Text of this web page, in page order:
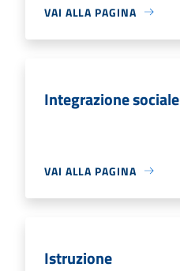
VAI ALLA PAGINA
Integrazione sociale
VAI ALLA PAGINA
Istruzione